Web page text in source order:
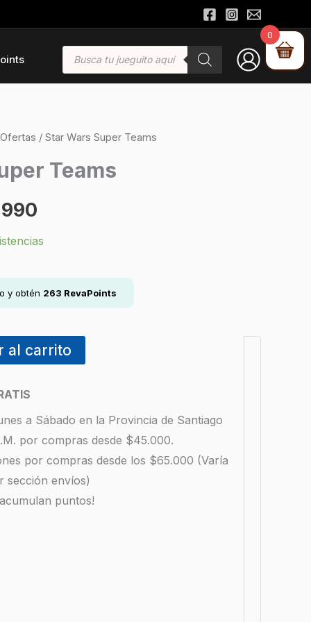
Búsqueda
productos
Ofertas / Star Wars Super Teams
Teams
El
precio
es:
$24.990.
y obtén 263 RevaPoints
al carrito
a Sábado en la Provincia de Santiago
por compras desde $45.000.
por compras desde los $65.000 (Varía
sección envíos)
puntos!
0